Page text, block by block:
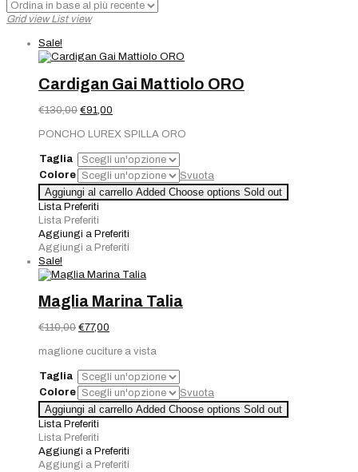
base
Grid view List view
Sale!
Cardigan Gai Mattiolo ORO
€130,00 Il
originale
€130,00.
€91,00
attuale
€91,00.
PONCHO LUREX SPILLA ORO
Taglia
Colore
Svuota
Aggiungi al carrello Added Choose options Sold out
Lista Preferiti
Lista Preferiti
Aggiungi a Preferiti
Aggiungi a Preferiti
Sale!
Maglia Marina Talia
€110,00 Il
originale
era:
€110,00.
€77,00
attuale
è:
€77,00.
maglione cuciture a vista
Taglia
Colore
Svuota
Aggiungi al carrello Added Choose options Sold out
Lista Preferiti
Lista Preferiti
Aggiungi a Preferiti
Aggiungi a Preferiti